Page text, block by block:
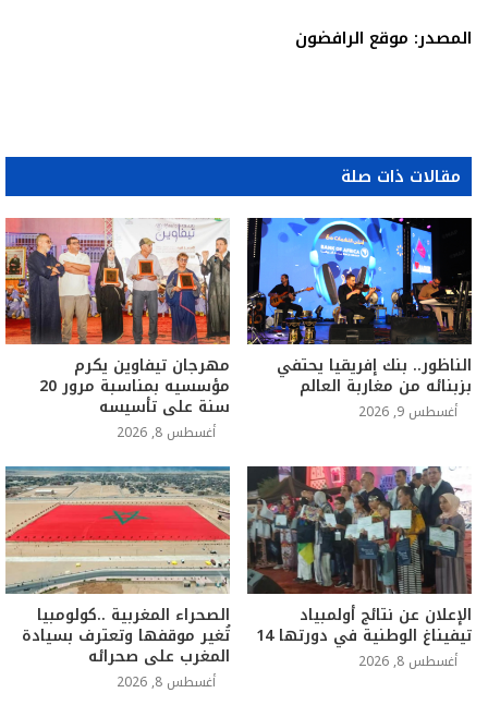
المصدر: موقع الرافضون
مقالات ذات صلة
الناظور.. بنك إفريقيا يحتفي
بزبنائه من مغاربة العالم
أغسطس 9, 2026
مهرجان تيفاوين يكرم
مؤسسيه بمناسبة مرور 20
سنة على تأسيسه
أغسطس 8, 2026
الإعلان عن نتائج أولمبياد
تيفيناغ الوطنية في دورتها 14
أغسطس 8, 2026
الصحراء المغربية ..كولومبيا
تُغير موقفها وتعترف بسيادة
المغرب على صحرائه
أغسطس 8, 2026